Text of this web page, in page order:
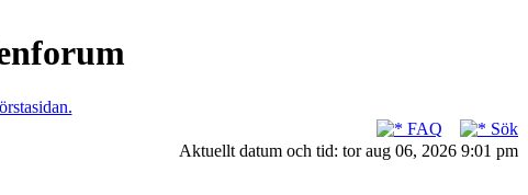
FAQ
Sök
Aktuellt datum och tid: tor aug 06, 2026 9:01 pm